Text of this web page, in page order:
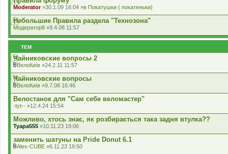
е
н
н
я
л
а
д
е
н
н
я
Moderator»30.1.09 16:04 »в Покатушки ( покатеньки)
Небольшие Правила раздела "Технозона"
Модератор8 »9.4.08 11:57
ТЕМ
Чайниковские вопросы 2
к
л
а
д
е
н
н
я
ВелоКиїв »24.2.11 11:57
Чайниковские вопросы
к
л
а
д
е
н
н
я
ВелоКиїв »9.7.08 16:46
Велостанок для "Сам себе веломастер"
-tyt-- »12.4.24 15:54
Можливо, хтось знає, як розбирається така задня втулка??
Tyapa555 »10.11.23 19:06
заменить шатуны на Pride Donut 6.1
Alex-CUBE »6.11.23 19:50